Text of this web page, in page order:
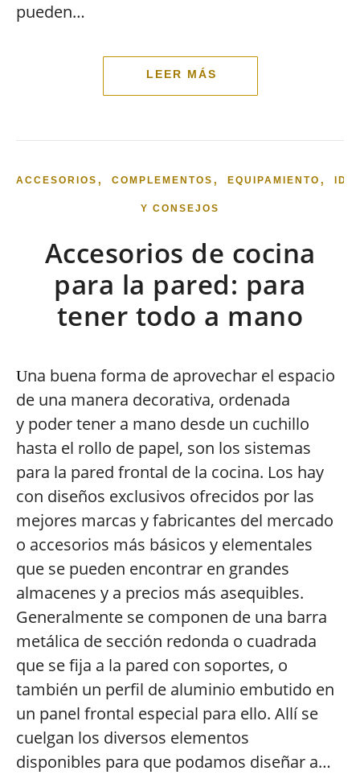
pueden…
ACCESORIOS , COMPLEMENTOS , EQUIPAMIENTO ,
Y CONSEJOS
Accesorios de cocina
para la pared: para
tener todo a mano
Una buena forma de aprovechar el espacio
de una manera decorativa, ordenada
y poder tener a mano desde un cuchillo
hasta el rollo de papel, son los sistemas
para la pared frontal de la cocina. Los hay
con diseños exclusivos ofrecidos por las
mejores marcas y fabricantes del mercado
o accesorios más básicos y elementales
que se pueden encontrar en grandes
almacenes y a precios más asequibles.
Generalmente se componen de una barra
metálica de sección redonda o cuadrada
que se fija a la pared con soportes, o
también un perfil de aluminio embutido en
un panel frontal especial para ello. Allí se
cuelgan los diversos elementos
disponibles para que podamos diseñar a…